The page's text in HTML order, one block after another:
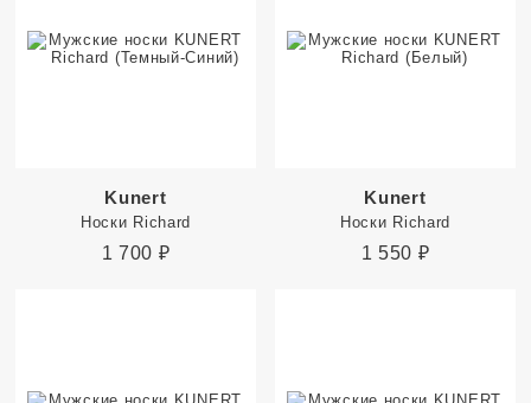
Kunert
Носки Richard
1 700 ₽
Kunert
Носки Richard
1 550 ₽